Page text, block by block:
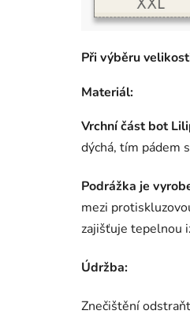
Při výběru
Materiál:
Vrchní část bot
dýchá, tím pádem
Podrážka je
mezi
zajišťuje tepelnou
Údržba:
Znečištění